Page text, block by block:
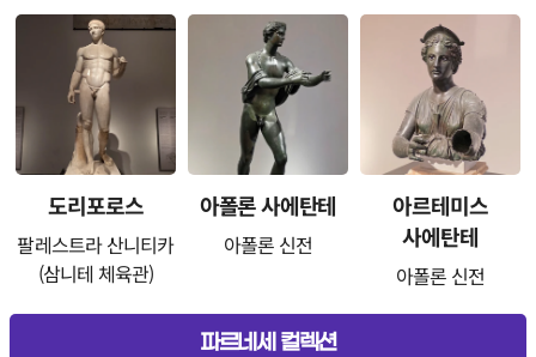
도리포로스
팔레스트라 산니티카
(삼니테 체육관)
아폴론 사에탄테
아폴론 신전
아르테미스
사에탄테
아폴론 신전
파르네세 컬렉션